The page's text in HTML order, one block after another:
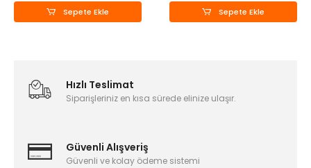
Sepete Ekle Sepete Ekle
Hızlı Teslimat
Siparişleriniz en kısa sürede elinize ulaşır.
Güvenli Alışveriş
Güvenli ve kolay ödeme sistemi